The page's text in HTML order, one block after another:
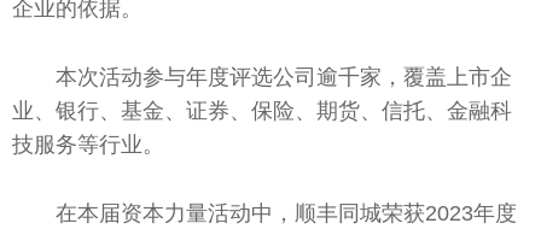
企业的依据。
本次活动参与年度评选公司逾千家，覆盖上市企
业、银行、 基金、证券、保险、期货、信托、 金融科
技服务等行业。
在本届资本力量活动中，顺丰同城荣获2023年度